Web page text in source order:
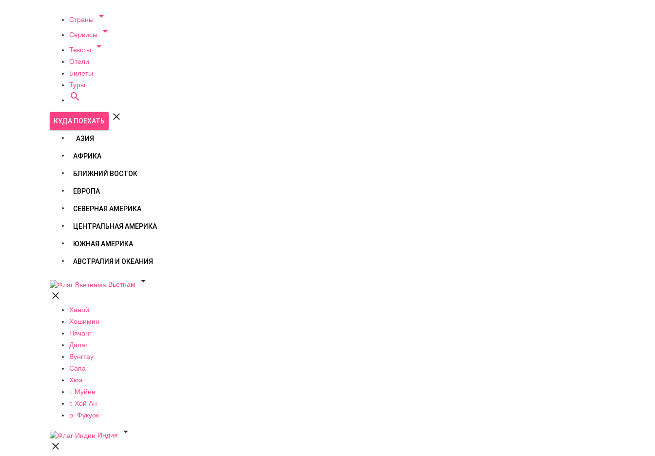
Страны 
Сервисы 
Тексты 
Отели
Билеты
Туры

КУДА ПОЕХАТЬ 
АЗИЯ
АФРИКА
БЛИЖНИЙ ВОСТОК
ЕВРОПА
СЕВЕРНАЯ АМЕРИКА
ЦЕНТРАЛЬНАЯ АМЕРИКА
ЮЖНАЯ АМЕРИКА
АВСТРАЛИЯ И ОКЕАНИЯ
Вьетнам


Ханой
Хошимин
Нячанг
Далат
Вунгтау
Сапа
Хюэ
г. Муйне
г. Хой Ан
о. Фукуок
Индия

